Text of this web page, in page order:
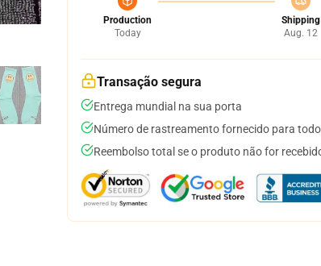
Production
Today
Shipping
Aug. 12
Transação segura
Entrega mundial na sua porta
Número de rastreamento fornecido para
Reembolso total se o produto não for